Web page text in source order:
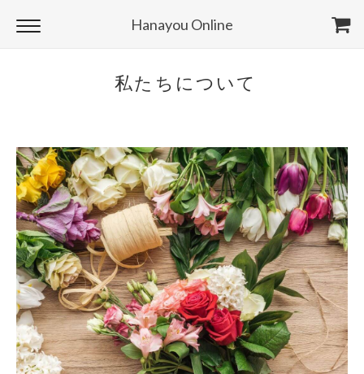
Hanayou Online
私たちについて